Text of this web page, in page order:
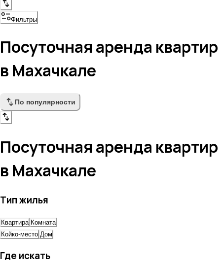
Фильтры
Посуточная аренда квартир
в Махачкале
По популярности
Посуточная аренда квартир
в Махачкале
Тип жилья
Квартира Комната
Койко-место Дом
Где искать